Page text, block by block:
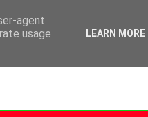
Polisagent
usage
LEARN MORE